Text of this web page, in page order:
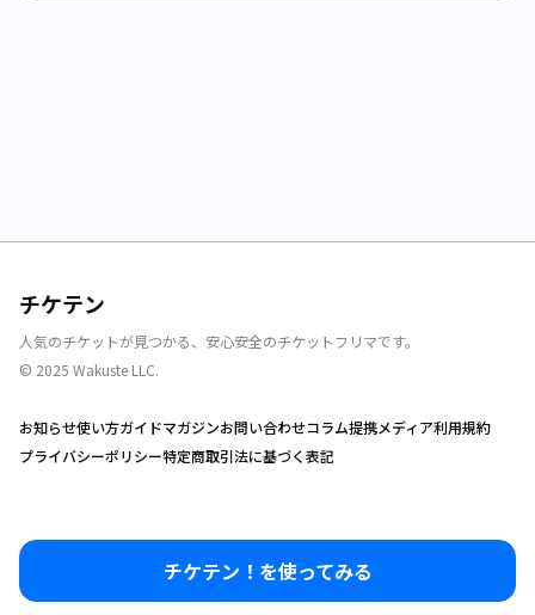
チケテン！を使ってみる
チケテン
人気のチケットが見つかる、安心安全のチケットフリマです。
© 2025 Wakuste LLC.
お知らせ使い方ガイドマガジンお問い合わせコラム提携メディア利用規約
プライバシーポリシー特定商取引法に基づく表記